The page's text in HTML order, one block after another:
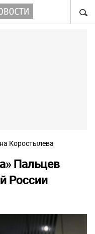
Коростылева
Пальцев
России